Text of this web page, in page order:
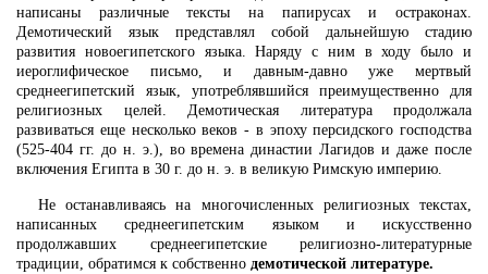
написаны различные тексты на папирусах и остраконах.
Демотический язык представлял собой дальнейшую стадию
развития новоегипетского языка. Наряду с ним в ходу было и
иероглифическое письмо, и давным-давно уже мертвый
среднеегипетский язык, употреблявшийся преимущественно для
религиозных целей. Демотическая литература продолжала
развиваться еще несколько веков - в эпоху персидского господства
(525-404 гг. до н. э.), во времена династии Лагидов и даже после
включения Египта в 30 г. до н. э. в великую Римскую империю.
Не останавливаясь на многочисленных религиозных текстах,
написанных среднеегипетским языком и искусственно
продолжавших среднеегипетские религиозно-литературные
традиции, обратимся к собственно демотической литературе.